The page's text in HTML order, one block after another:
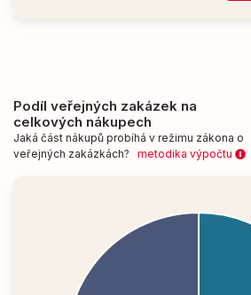
Podíl veřejných zakázek na
celkových nákupech
Jaká část nákupů probíhá v režimu zákona o
veřejných zakázkách? metodika výpočtu